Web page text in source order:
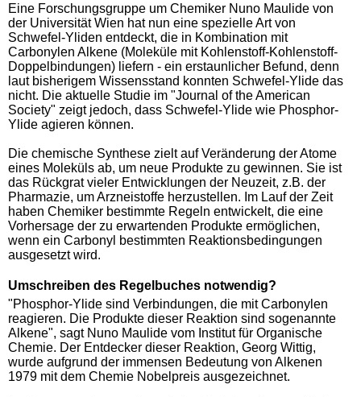
Eine Forschungsgruppe um Chemiker Nuno Maulide von
der Universität Wien hat nun eine spezielle Art von
Schwefel-Yliden entdeckt, die in Kombination mit
Carbonylen Alkene (Moleküle mit Kohlenstoff-Kohlenstoff-
Doppelbindungen) liefern - ein erstaunlicher Befund, denn
laut bisherigem Wissensstand konnten Schwefel-Ylide das
nicht. Die aktuelle Studie im "Journal of the American
Society" zeigt jedoch, dass Schwefel-Ylide wie Phosphor-
Ylide agieren können.
Die chemische Synthese zielt auf Veränderung der Atome
eines Moleküls ab, um neue Produkte zu gewinnen. Sie ist
das Rückgrat vieler Entwicklungen der Neuzeit, z.B. der
Pharmazie, um Arzneistoffe herzustellen. Im Lauf der Zeit
haben Chemiker bestimmte Regeln entwickelt, die eine
Vorhersage der zu erwartenden Produkte ermöglichen,
wenn ein Carbonyl bestimmten Reaktionsbedingungen
ausgesetzt wird.
Umschreiben des Regelbuches notwendig?
"Phosphor-Ylide sind Verbindungen, die mit Carbonylen
reagieren. Die Produkte dieser Reaktion sind sogenannte
Alkene", sagt Nuno Maulide vom Institut für Organische
Chemie. Der Entdecker dieser Reaktion, Georg Wittig,
wurde aufgrund der immensen Bedeutung von Alkenen
1979 mit dem Chemie Nobelpreis ausgezeichnet.